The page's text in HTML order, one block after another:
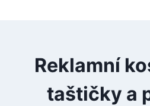
Reklamní
taštičky a